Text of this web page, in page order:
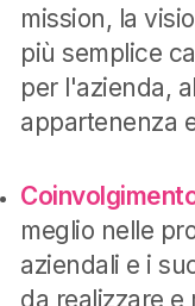
mission, la
più semplice
per l'azienda,
appartenenza
meglio nelle
aziendali e i
da realizzare